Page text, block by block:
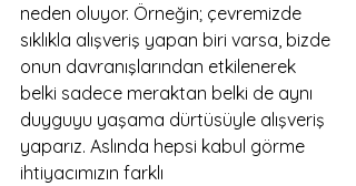
neden oluyor. Örneğin; çevremizde
sıklıkla alışveriş yapan biri varsa, bizde
onun davranışlarından etkilenerek
belki sadece meraktan belki de aynı
duyguyu yaşama dürtüsüyle alışveriş
yaparız. Aslında hepsi kabul görme
ihtiyacımızın farklı